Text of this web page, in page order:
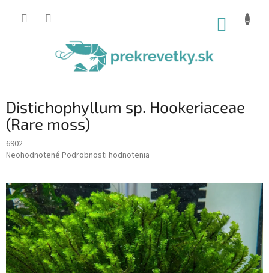
Distichophyllum sp. Hookeriaceae
(Rare moss)
6902
Priemerné
je
0,0
z
5
hviezdičiek.
Neohodnotené Podrobnosti hodnotenia